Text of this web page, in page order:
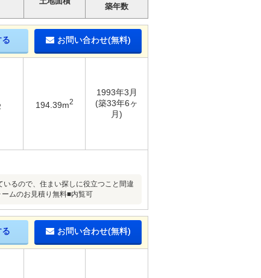
築年数
る お問い合わせ(無料)
194.39m2
1993年3月
(築33年6ヶ
月)
るので、住まい探しに役立つこと間違
ムのお見積り無料■内覧可
る お問い合わせ(無料)